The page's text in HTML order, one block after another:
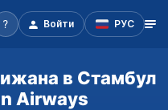
Войти РУС
в Стамбул
Airways